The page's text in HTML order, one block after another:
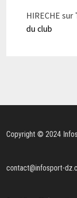
HIRECHE sur
du club
Copyright © 2024
contact@infosport-